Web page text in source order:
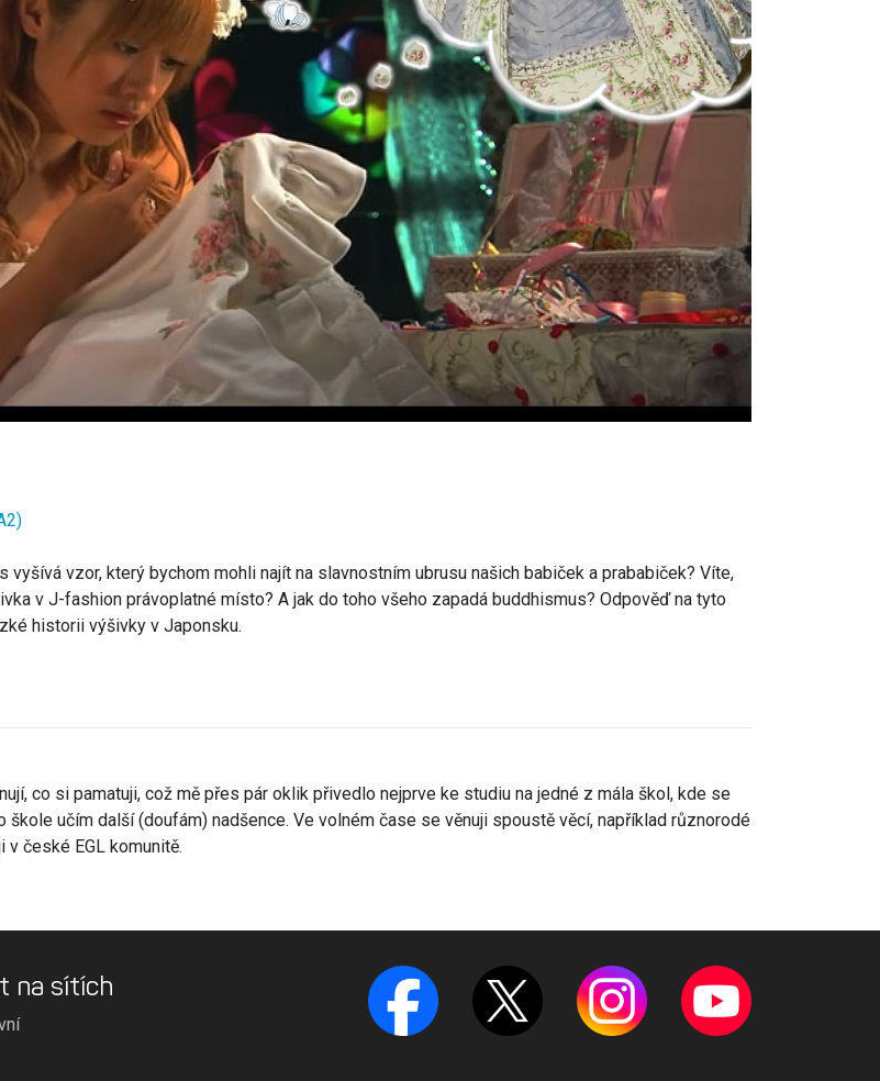
vzor, který bychom mohli najít na slavnostním ubrusu našich babiček a prababiček? Víte,
v J-fashion právoplatné místo? A jak do toho všeho zapadá buddhismus? Odpověď na tyto
historii výšivky v Japonsku.
co si pamatuji, což mě přes pár oklik přivedlo nejprve ke studiu na jedné z mála škol, kde se
škole učím další (doufám) nadšence. Ve volném čase se věnuji spoustě věcí, například různorodé
české EGL komunitě.
na sítích